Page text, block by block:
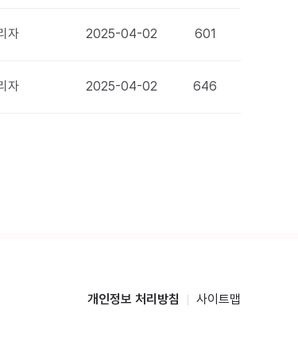
자 2025-04-02 601
자 2025-04-02 646
개인정보 처리방침 사이트맵